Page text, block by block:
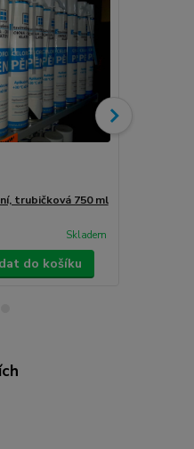
trubičková 750 ml
Skladem
do košíku